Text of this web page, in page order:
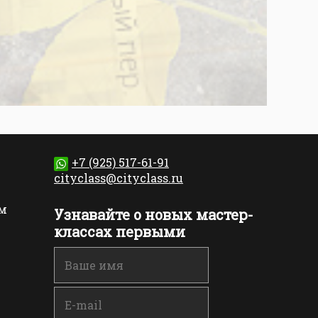
+7 (925) 517-61-91
cityclass@cityclass.ru
Узнавайте о новых мастер-
классах первыми